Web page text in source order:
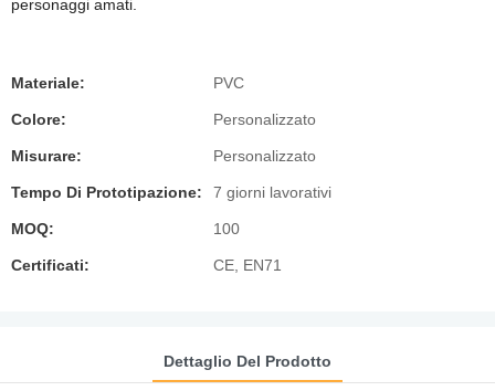
personaggi amati.
Materiale: PVC
Colore: Personalizzato
Misurare: Personalizzato
Tempo Di Prototipazione: 7 giorni lavorativi
MOQ: 100
Certificati: CE, EN71
Dettaglio Del Prodotto